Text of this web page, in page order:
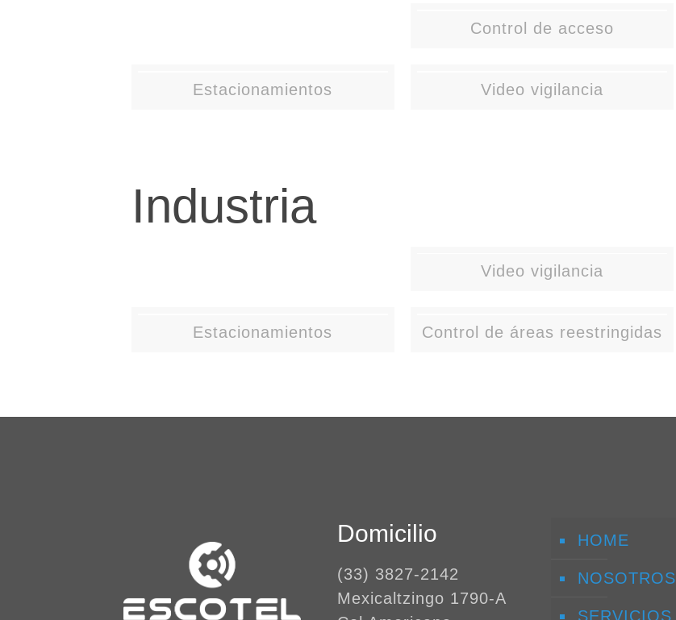
Control de acceso
Estacionamientos Video vigilancia
Industria
Video vigilancia
Estacionamientos Control de áreas reestringidas
Domicilio
(33) 3827-2142
Mexicaltzingo 1790-A
HOME
NOSOTROS
SERVICIOS